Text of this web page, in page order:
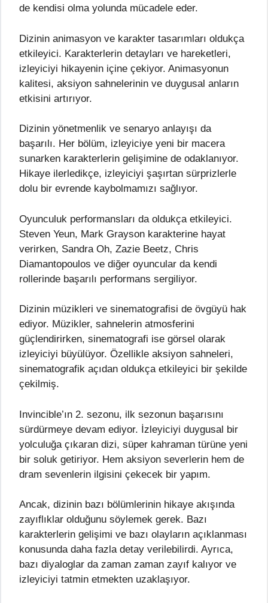
de kendisi olma yolunda mücadele eder.
Dizinin animasyon ve karakter tasarımları oldukça
etkileyici. Karakterlerin detayları ve hareketleri,
izleyiciyi hikayenin içine çekiyor. Animasyonun
kalitesi, aksiyon sahnelerinin ve duygusal anların
etkisini artırıyor.
Dizinin yönetmenlik ve senaryo anlayışı da
başarılı. Her bölüm, izleyiciye yeni bir macera
sunarken karakterlerin gelişimine de odaklanıyor.
Hikaye ilerledikçe, izleyiciyi şaşırtan sürprizlerle
dolu bir evrende kaybolmamızı sağlıyor.
Oyunculuk performansları da oldukça etkileyici.
Steven Yeun, Mark Grayson karakterine hayat
verirken, Sandra Oh, Zazie Beetz, Chris
Diamantopoulos ve diğer oyuncular da kendi
rollerinde başarılı performans sergiliyor.
Dizinin müzikleri ve sinematografisi de övgüyü hak
ediyor. Müzikler, sahnelerin atmosferini
güçlendirirken, sinematografi ise görsel olarak
izleyiciyi büyülüyor. Özellikle aksiyon sahneleri,
sinematografik açıdan oldukça etkileyici bir şekilde
çekilmiş.
Invincible’ın 2. sezonu, ilk sezonun başarısını
sürdürmeye devam ediyor. İzleyiciyi duygusal bir
yolculuğa çıkaran dizi, süper kahraman türüne yeni
bir soluk getiriyor. Hem aksiyon severlerin hem de
dram sevenlerin ilgisini çekecek bir yapım.
Ancak, dizinin bazı bölümlerinin hikaye akışında
zayıflıklar olduğunu söylemek gerek. Bazı
karakterlerin gelişimi ve bazı olayların açıklanması
konusunda daha fazla detay verilebilirdi. Ayrıca,
bazı diyaloglar da zaman zaman zayıf kalıyor ve
izleyiciyi tatmin etmekten uzaklaşıyor.